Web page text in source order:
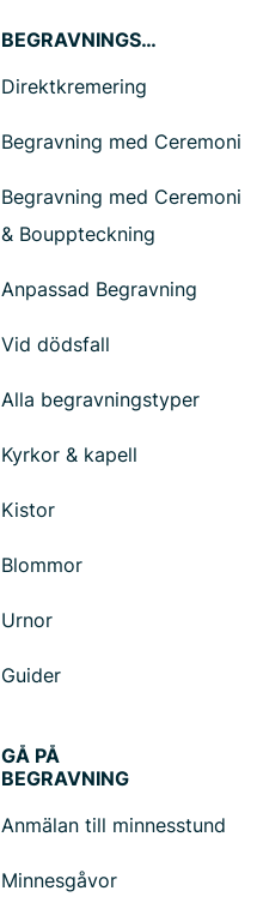
BEGRAVNINGSTJÄNSTER
Direktkremering
Begravning med Ceremoni
Begravning med Ceremoni
& Bouppteckning
Anpassad Begravning
Vid dödsfall
Alla begravningstyper
Kyrkor & kapell
Kistor
Blommor
Urnor
Guider
GÅ PÅ
BEGRAVNING
Anmälan till minnesstund
Minnesgåvor